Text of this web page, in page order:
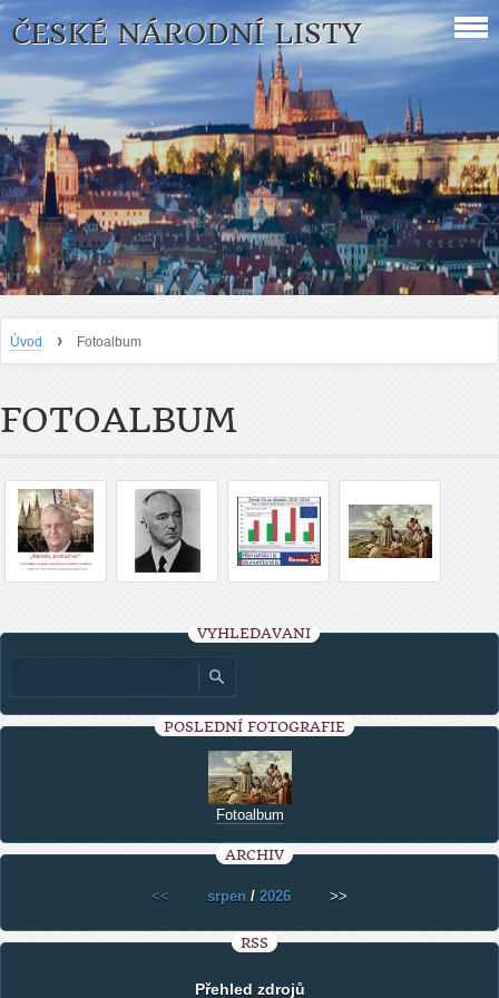
ČESKÉ NÁRODNÍ LISTY
Úvod › Fotoalbum
FOTOALBUM
VYHLEDÁVÁNÍ
POSLEDNÍ FOTOGRAFIE
Fotoalbum
ARCHIV
<< srpen / 2026 >>
RSS
Přehled zdrojů